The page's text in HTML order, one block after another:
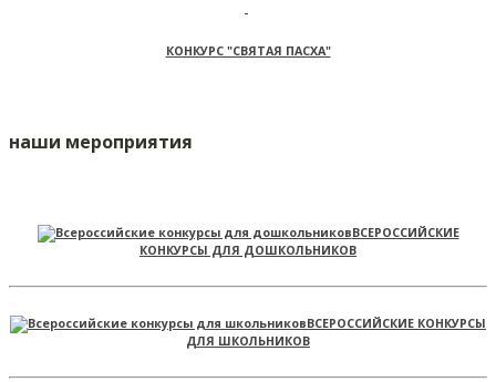
КОНКУРС "СВЯТАЯ ПАСХА"
наши мероприятия
ВСЕРОССИЙСКИЕ
КОНКУРСЫ ДЛЯ ДОШКОЛЬНИКОВ
ВСЕРОССИЙСКИЕ КОНКУРСЫ
ДЛЯ ШКОЛЬНИКОВ